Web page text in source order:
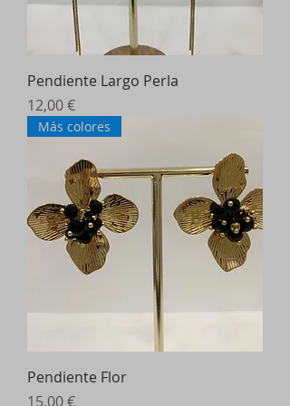
Pendiente Largo Perla
Precio
12,00 €
Más colores
Pendiente Flor
Precio
15,00 €